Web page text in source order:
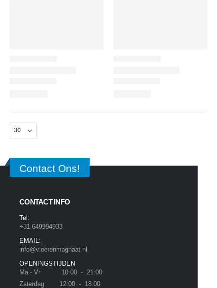
Contact Ons!
CONTACT INFO
Tel:
+31 649994933
EMAIL:
info@vloerenmagnaat.nl
OPENINGSTIJDEN
Ma - Vr 10:00 - 21:00
Zaterdag 12:00 - 18:00